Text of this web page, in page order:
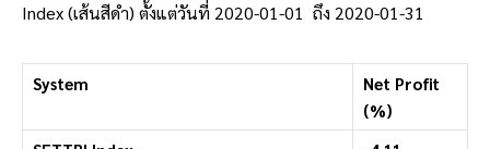
Index (เส้นสีดำ) ตั้งแต่วันที่ 2020-01-01 ถึง 2020-01-31
System
Net Profit
(%)